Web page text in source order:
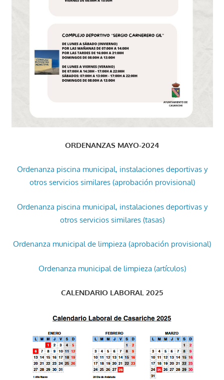
ORDENANZAS MAYO-2024
Ordenanza piscina municipal, instalaciones deportivas y
otros servicios similares (aprobación provisional)
Ordenanza piscina municipal, instalaciones deportivas y
otros servicios similares (tasas)
Ordenanza municipal de limpieza (aprobación provisional)
Ordenanza municipal de limpieza (artículos)
CALENDARIO LABORAL 2025